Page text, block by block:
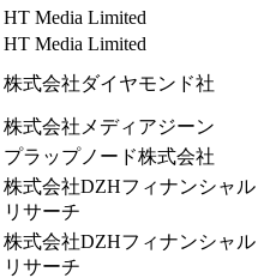
HT Media Limited
HT Media Limited
株式会社ダイヤモンド社
株式会社メディアジーン
プラップノード株式会社
株式会社DZHフィナンシャル
リサーチ
株式会社DZHフィナンシャル
リサーチ